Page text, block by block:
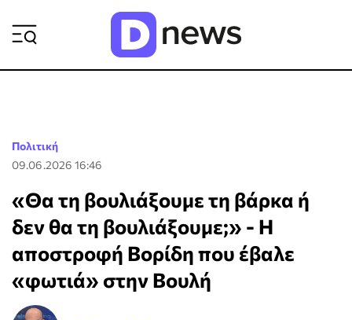
Πολιτική
09.06.2026 16:46
«Θα τη βουλιάξουμε τη βάρκα ή
δεν θα τη βουλιάξουμε;» - Η
αποστροφή Βορίδη που έβαλε
«φωτιά» στην Βουλή